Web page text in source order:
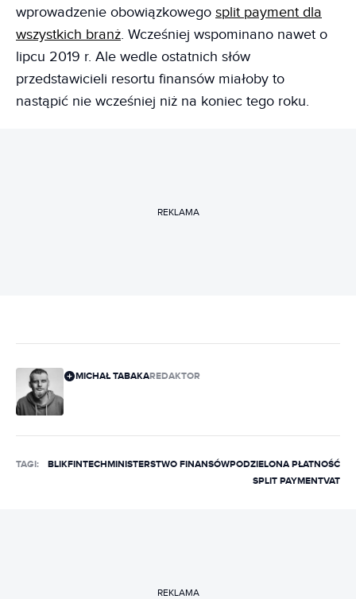
wprowadzenie obowiązkowego split payment dla
wszystkich branż. Wcześniej wspominano nawet o
lipcu 2019 r. Ale wedle ostatnich słów
przedstawicieli resortu finansów miałoby to
nastąpić nie wcześniej niż na koniec tego roku.
REKLAMA
MICHAŁ TABAKAREDAKTOR
TAGI: BLIKFINTECHMINISTERSTWO FINANSÓWPODZIELONA PŁATNOŚĆ
SPLIT PAYMENTVAT
REKLAMA